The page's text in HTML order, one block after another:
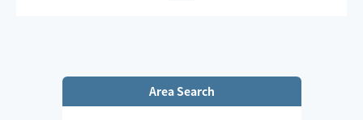
Area Search